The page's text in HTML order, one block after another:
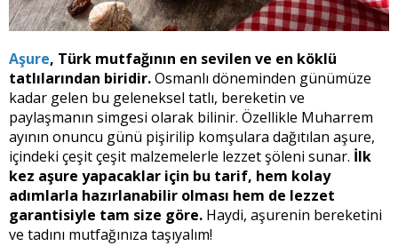
Aşure, Türk mutfağının en sevilen ve en köklü
tatlılarından biridir.Osmanlı döneminden günümüze
kadar gelen bu geleneksel tatlı, bereketin ve
paylaşmanın simgesi olarak bilinir. Özellikle Muharrem
ayının onuncu günü pişirilip komşulara dağıtılan aşure,
içindeki çeşit çeşit malzemelerle lezzet şöleni sunar. İlk
kez aşure yapacaklar için bu tarif, hem kolay
adımlarla hazırlanabilir olması hem de lezzet
garantisiyle tam size göre. Haydi, aşurenin bereketini
ve tadını mutfağınıza taşıyalım!